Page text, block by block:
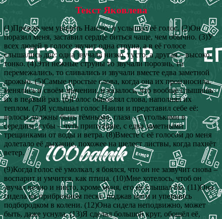
Текст Яковлева
(1)Прежде чем увидеть Наилю, я услышал её голос. (2)Он
поразил меня, заставил сердце биться чаще, чем обычно. (3)У
всех людей в голосе звучит одна струна, а в её голосе
слышались две: одна звучала низко, густо, а другая – высоко,
тонко. (4)Эти нежные струны то звучали порознь, то
перемежались, то сливались и звучали вместе едва заметной
дрожью. (5)Самые простые слова, когда она их произносила,
менялись в своём значении, и казалось, что вообще слышишь
их в первый раз. (6)Голос обновлял слова, наполнял их
теплом. (7)Я услышал голос Наили и представил себе её:
волосы должны быть тёмными, глаза – с угольками в
середине, губы – чуть припухшие, с едва заметными
трещинками от воды и ветра. (8)Вместе с её голосом до меня
долетало её дыхание, похожее на шелест листвы, когда пахнёт
ветер.
(9)Когда голос её умолкал, я боялся, что он не зазвучит снова –
воспарит и умчится, как птица. (10)Мне хотелось, чтоб он
звучал вечно и никто, кроме меня, его не слышал бы. (11)Она
сидела на прибрежном песке, поджав ноги и упершись
подбородком в колени. (12)Она сидела неподвижно, может
быть, даже уснула. (13)Я сделал большой круг, обошёл её,